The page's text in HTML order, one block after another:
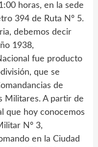
horas, en la sede
394 de Ruta Nº 5.
debemos decir
1938,
fue producto
que se
de
Militares. A partir de
que hoy conocemos
Nº 3,
en la Ciudad